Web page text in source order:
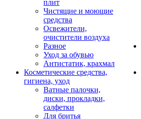
плит
Чистящие и моющие
средства
Освежители,
очистители воздуха
Разное
Уход за обувью
Антистатик, крахмал
Косметические средства,
гигиена, уход
Ватные палочки,
диски, прокладки,
салфетки
Для бритья